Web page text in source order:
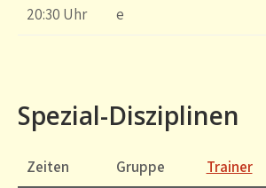
20:30 Uhr
e
Spezial-Disziplinen
Zeiten Gruppe Trainer